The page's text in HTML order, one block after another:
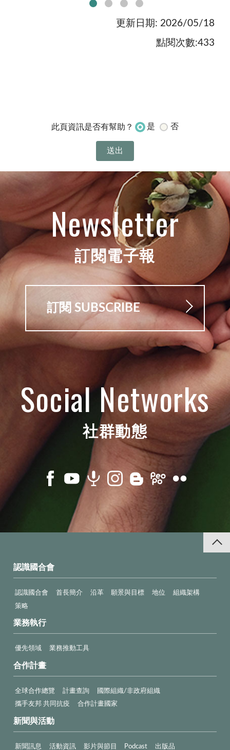
更新日期: 2026/05/18
點閱次數:433
此頁資訊是否有幫助？ 是 否
Newsletter
訂閱電子報
訂閱 SUBSCRIBE
Social Networks
社群動態
認識國合會
認識國合會 首長簡介 沿革 願景與目標 地位
組織架構
策略
業務執行
優先領域 業務推動工具
合作計畫
全球合作總覽 計畫查詢
國際組織/非政府組織
攜手友邦 共同抗疫
合作計畫國家
新聞與活動
新聞訊息 活動資訊 影片與節目 Podcast
出版品